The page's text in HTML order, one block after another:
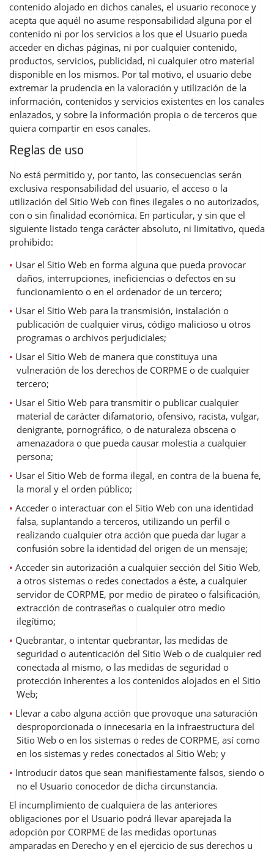
contenido alojado en dichos canales, el usuario reconoce y
acepta que aquél no asume responsabilidad alguna por el
contenido ni por los servicios a los que el Usuario pueda
acceder en dichas páginas, ni por cualquier contenido,
productos, servicios, publicidad, ni cualquier otro material
disponible en los mismos. Por tal motivo, el usuario debe
extremar la prudencia en la valoración y utilización de la
información, contenidos y servicios existentes en los canales
enlazados, y sobre la información propia o de terceros que
quiera compartir en esos canales.
Reglas de uso
No está permitido y, por tanto, las consecuencias serán
exclusiva responsabilidad del usuario, el acceso o la
utilización del Sitio Web con fines ilegales o no autorizados,
con o sin finalidad económica. En particular, y sin que el
siguiente listado tenga carácter absoluto, ni limitativo, queda
prohibido:
Usar el Sitio Web en forma alguna que pueda provocar
daños, interrupciones, ineficiencias o defectos en su
funcionamiento o en el ordenador de un tercero;
Usar el Sitio Web para la transmisión, instalación o
publicación de cualquier virus, código malicioso u otros
programas o archivos perjudiciales;
Usar el Sitio Web de manera que constituya una
vulneración de los derechos de CORPME o de cualquier
tercero;
Usar el Sitio Web para transmitir o publicar cualquier
material de carácter difamatorio, ofensivo, racista, vulgar,
denigrante, pornográfico, o de naturaleza obscena o
amenazadora o que pueda causar molestia a cualquier
persona;
Usar el Sitio Web de forma ilegal, en contra de la buena fe,
la moral y el orden público;
Acceder o interactuar con el Sitio Web con una identidad
falsa, suplantando a terceros, utilizando un perfil o
realizando cualquier otra acción que pueda dar lugar a
confusión sobre la identidad del origen de un mensaje;
Acceder sin autorización a cualquier sección del Sitio Web,
a otros sistemas o redes conectados a éste, a cualquier
servidor de CORPME, por medio de pirateo o falsificación,
extracción de contraseñas o cualquier otro medio
ilegítimo;
Quebrantar, o intentar quebrantar, las medidas de
seguridad o autenticación del Sitio Web o de cualquier red
conectada al mismo, o las medidas de seguridad o
protección inherentes a los contenidos alojados en el Sitio
Web;
Llevar a cabo alguna acción que provoque una saturación
desproporcionada o innecesaria en la infraestructura del
Sitio Web o en los sistemas o redes de CORPME, así como
en los sistemas y redes conectados al Sitio Web; y
Introducir datos que sean manifiestamente falsos, siendo o
no el Usuario conocedor de dicha circunstancia.
El incumplimiento de cualquiera de las anteriores
obligaciones por el Usuario podrá llevar aparejada la
adopción por CORPME de las medidas oportunas
amparadas en Derecho y en el ejercicio de sus derechos u